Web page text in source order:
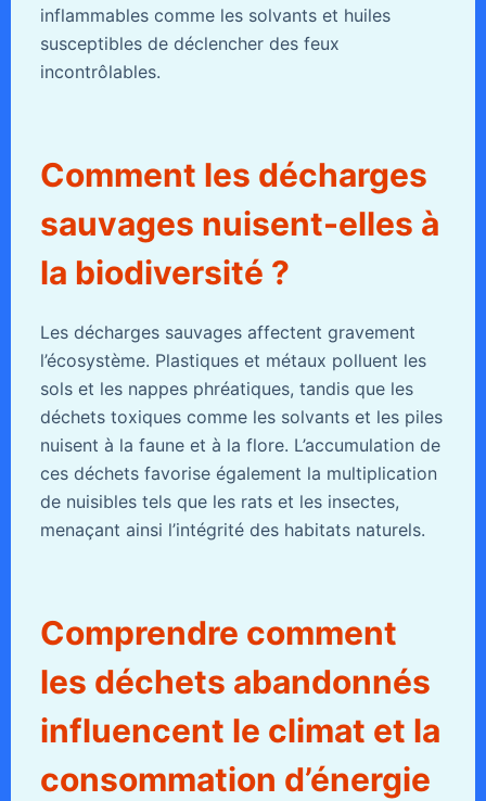
inflammables comme les solvants et huiles
susceptibles de déclencher des feux
incontrôlables.
Comment les décharges
sauvages nuisent-elles à
la biodiversité ?
Les décharges sauvages affectent gravement
l’écosystème. Plastiques et métaux polluent les
sols et les nappes phréatiques, tandis que les
déchets toxiques comme les solvants et les piles
nuisent à la faune et à la flore. L’accumulation de
ces déchets favorise également la multiplication
de nuisibles tels que les rats et les insectes,
menaçant ainsi l’intégrité des habitats naturels.
Comprendre comment
les déchets abandonnés
influencent le climat et la
consommation d’énergie